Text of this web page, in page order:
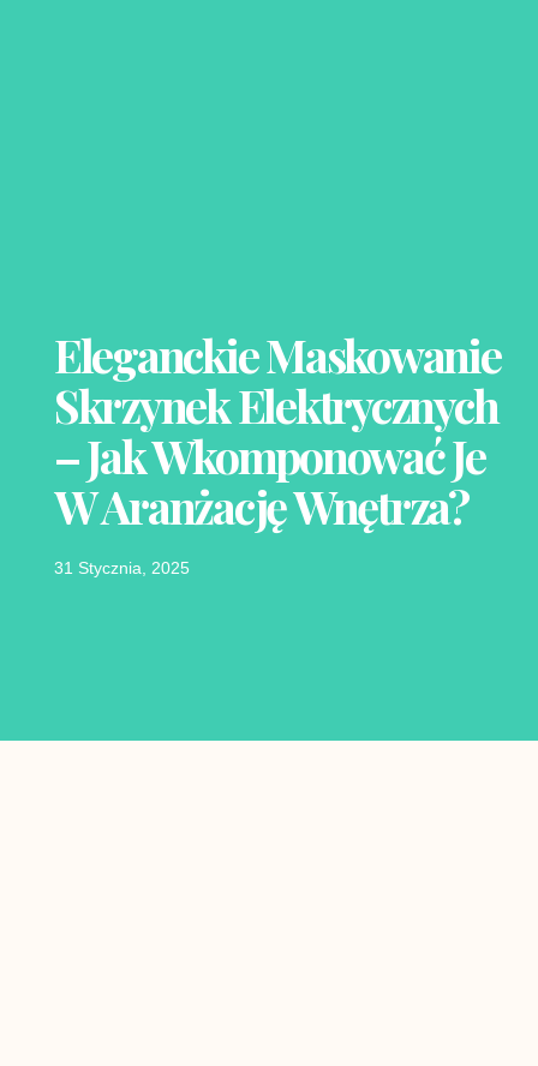
Eleganckie Maskowanie
Skrzynek Elektrycznych
– Jak Wkomponować Je
W Aranżację Wnętrza?
31 Stycznia, 2025